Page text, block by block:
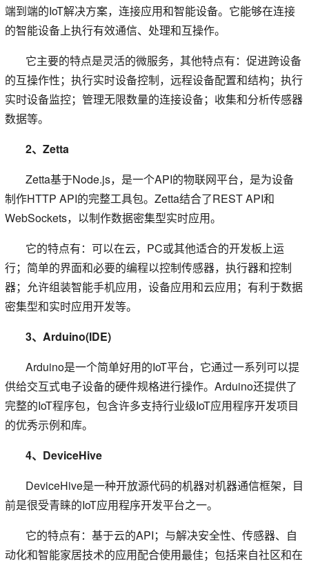
端到端的IoT解决方案，连接应用和智能设备。它能够在连接
的智能设备上执行有效通信、处理和互操作。
它主要的特点是灵活的微服务，其他特点有：促进跨设备
的互操作性；执行实时设备控制，远程设备配置和结构；执行
实时设备监控；管理无限数量的连接设备；收集和分析传感器
数据等。
2、Zetta
Zetta基于Node.js，是一个API的物联网平台，是为设备
制作HTTP API的完整工具包。Zetta结合了REST API和
WebSockets，以制作数据密集型实时应用。
它的特点有：可以在云，PC或其他适合的开发板上运
行；简单的界面和必要的编程以控制传感器，执行器和控制
器；允许组装智能手机应用，设备应用和云应用；有利于数据
密集型和实时应用开发等。
3、Arduino(IDE)
Arduino是一个简单好用的IoT平台，它通过一系列可以提
供给交互式电子设备的硬件规格进行操作。Arduino还提供了
完整的IoT程序包，包含许多支持行业级IoT应用程序开发项目
的优秀示例和库。
4、DeviceHive
DeviceHive是一种开放源代码的机器对机器通信框架，目
前是很受青睐的IoT应用程序开发平台之一。
它的特点有：基于云的API；与解决安全性、传感器、自
动化和智能家居技术的应用配合使用最佳；包括来自社区和在